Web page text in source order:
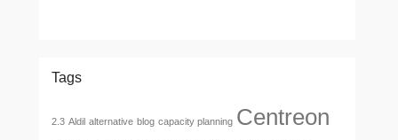
Tags
2.3 Aldil alternative blog capacity planning Centreon